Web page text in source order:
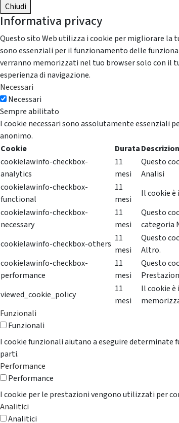
Chiudi
Informativa privacy
Questo sito Web utilizza i cookie per migliorare la
sono essenziali per il funzionamento delle
verranno memorizzati nel tuo browser solo con il
esperienza di navigazione.
Necessari
Necessari
Sempre abilitato
I cookie necessari sono assolutamente essenziali
anonimo.
Cookie
Durata
cookielawinfo-checkbox-
analytics
11
mesi
Questo
Analisi
cookielawinfo-checkbox-
functional
11
mesi
Il cookie
cookielawinfo-checkbox-
necessary
11
mesi
Questo
categoria
cookielawinfo-checkbox-others
11
mesi
Questo
Altro.
cookielawinfo-checkbox-
performance
11
mesi
Questo
viewed_cookie_policy
11
mesi
Il cookie
Funzionali
Funzionali
I cookie funzionali aiutano a eseguire
parti.
Performance
Performance
I cookie per le prestazioni vengono utilizzati per
Analitici
Analitici